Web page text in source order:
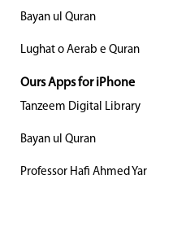
Bayan ul Quran
Lughat o Aerab e Quran
Ours Apps for iPhone
Tanzeem Digital Library
Bayan ul Quran
Professor Hafi Ahmed Yar